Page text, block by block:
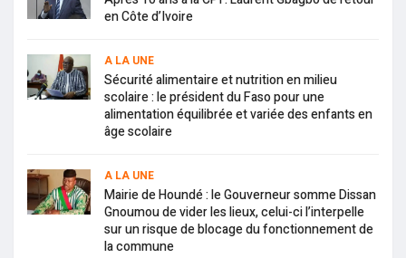
en Côte d’Ivoire
A LA UNE
Sécurité alimentaire et nutrition en milieu
scolaire : le président du Faso pour une
alimentation équilibrée et variée des enfants en
âge scolaire
A LA UNE
Mairie de Houndé : le Gouverneur somme Dissan
Gnoumou de vider les lieux, celui-ci l’interpelle
sur un risque de blocage du fonctionnement de
la commune